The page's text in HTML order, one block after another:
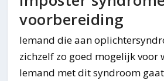
voorbereiding
Iemand die aan
zichzelf zo goed mogelijk voor
Iemand met dit syndroom